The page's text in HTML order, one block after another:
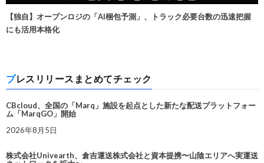
【独自】オープンロジの「AI梱包予測」、トラック必要台数の迅速把握
にも活用本格化
プレスリリースまとめてチェック
CBcloud、全国の「Marq」施設を起点とした新たな配送プラットフォー
ム「MarqGO」開始
2026年8月5日
株式会社Univearth、倉吉運送株式会社と資本提携〜山陰エリアへ実運送